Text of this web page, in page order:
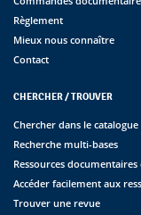
Règlement
Mieux nous connaître
Contact
CHERCHER / TROUVER
Chercher dans le catalogue
Recherche multi-bases
Ressources documentaires
Accéder facilement aux
Trouver une revue